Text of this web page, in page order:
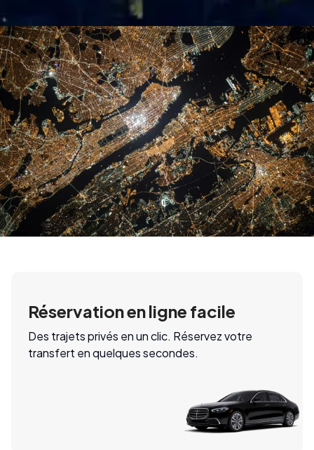
Réservation en ligne facile
Des trajets privés en un clic. Réservez votre
transfert en quelques secondes.